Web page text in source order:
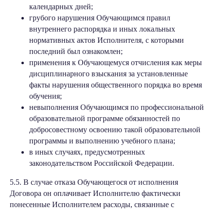
календарных дней;
грубого нарушения Обучающимся правил
внутреннего распорядка и иных локальных
нормативных актов Исполнителя, с которыми
последний был ознакомлен;
применения к Обучающемуся отчисления как меры
дисциплинарного взыскания за установленные
факты нарушения общественного порядка во время
обучения;
невыполнения Обучающимся по профессиональной
образовательной программе обязанностей по
добросовестному освоению такой образовательной
программы и выполнению учебного плана;
в иных случаях, предусмотренных
законодательством Российской Федерации.
5.5. В случае отказа Обучающегося от исполнения
Договора он оплачивает Исполнителю фактически
понесенные Исполнителем расходы, связанные с